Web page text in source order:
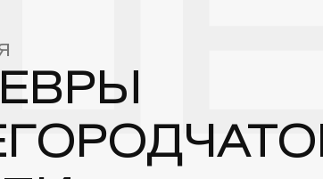
рекомендуют чистить украшения не реже одного